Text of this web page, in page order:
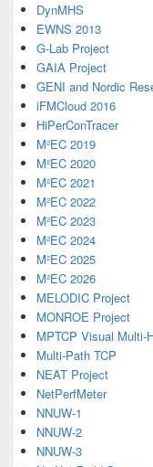
DynMHS
EWNS 2013
G-Lab Project
GAIA Project
GENI and Nordic
iFMCloud 2016
HiPerConTracer
M²EC 2019
M²EC 2020
M²EC 2021
M²EC 2022
M²EC 2023
M²EC 2024
M²EC 2025
M²EC 2026
MELODIC Project
MONROE Project
MPTCP Visual Multi-
Multi-Path TCP
NEAT Project
NetPerfMeter
NNUW-1
NNUW-2
NNUW-3